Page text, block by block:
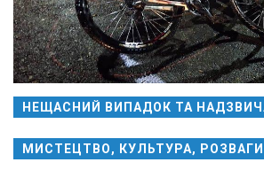
НЕЩАСНИЙ ВИПАДОК ТА
МИСТЕЦТВО, КУЛЬТУРА, РОЗВАГИ